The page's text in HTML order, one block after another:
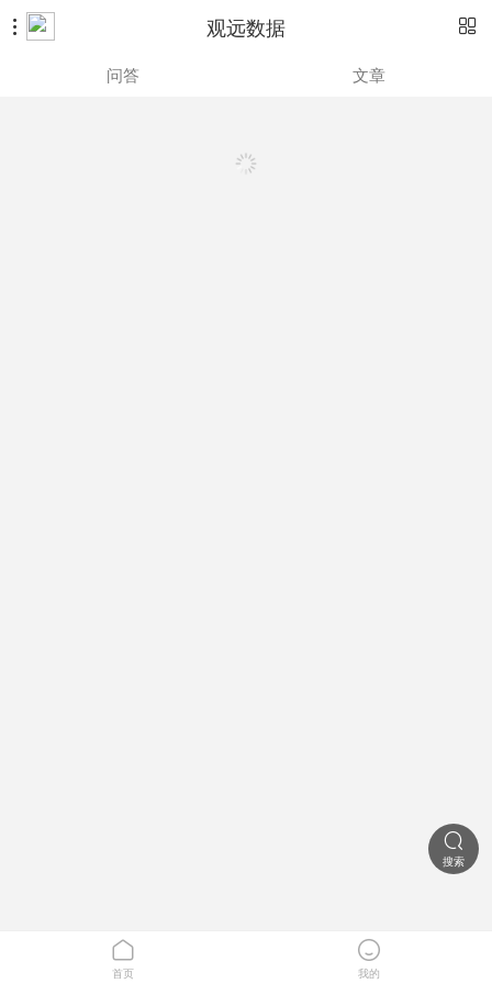
 观远数据 
问答 文章

搜索

首页

我的